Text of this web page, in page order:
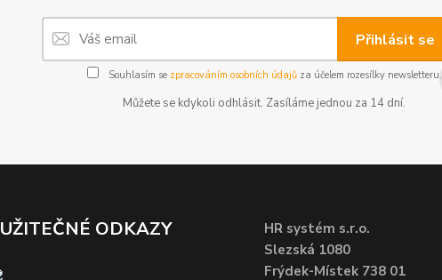
Přihlásit se
Souhlasím se zpracováním osobních údajůza účelem rozesílky newsletteru.
Můžete se kdykoli odhlásit. Zasíláme jednou za 14 dní.
UŽITEČNÉ ODKAZY
HR systém s.r.o.
Slezská 1080
Frýdek-Místek 738 01